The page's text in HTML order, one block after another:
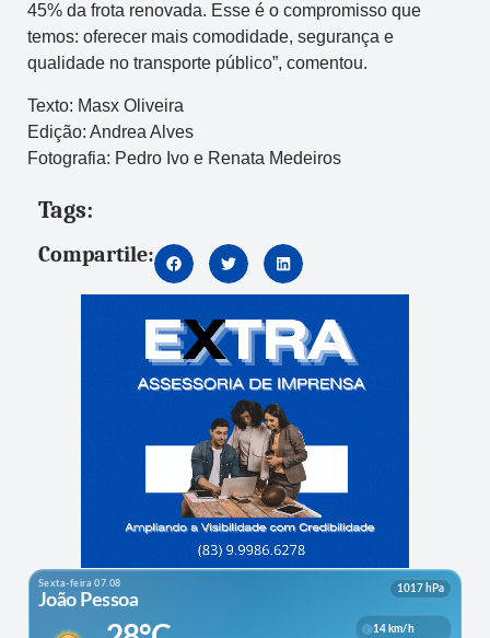
45% da frota renovada. Esse é o compromisso que
temos: oferecer mais comodidade, segurança e
qualidade no transporte público”, comentou.
Texto: Masx Oliveira
Edição: Andrea Alves
Fotografia: Pedro Ivo e Renata Medeiros
Tags:
Compartile: